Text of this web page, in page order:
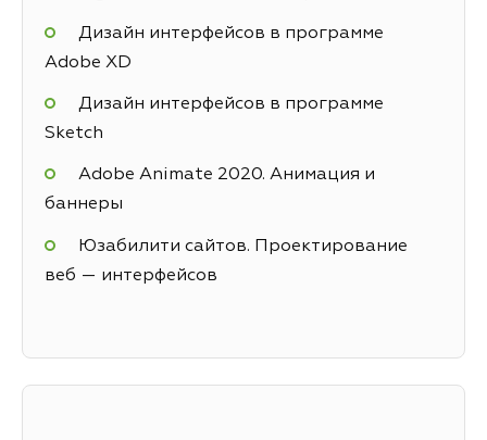
Дизайн интерфейсов в программе
Adobe XD
Дизайн интерфейсов в программе
Sketch
Adobe Animate 2020. Анимация и
баннеры
Юзабилити сайтов. Проектирование
веб — интерфейсов